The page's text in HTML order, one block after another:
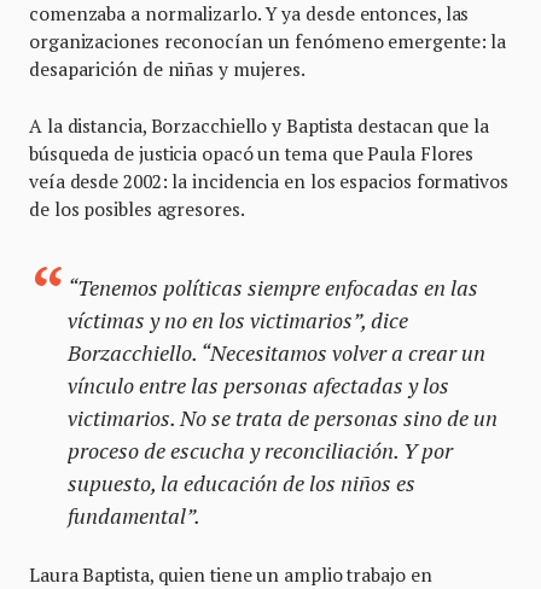
comenzaba a normalizarlo. Y ya desde entonces, las
organizaciones reconocían un fenómeno emergente: la
desaparición de niñas y mujeres.
A la distancia, Borzacchiello y Baptista destacan que la
búsqueda de justicia opacó un tema que Paula Flores
veía desde 2002: la incidencia en los espacios formativos
de los posibles agresores.
“Tenemos políticas siempre enfocadas en las
víctimas y no en los victimarios”, dice
Borzacchiello. “Necesitamos volver a crear un
vínculo entre las personas afectadas y los
victimarios. No se trata de personas sino de un
proceso de escucha y reconciliación. Y por
supuesto, la educación de los niños es
fundamental”.
Laura Baptista, quien tiene un amplio trabajo en